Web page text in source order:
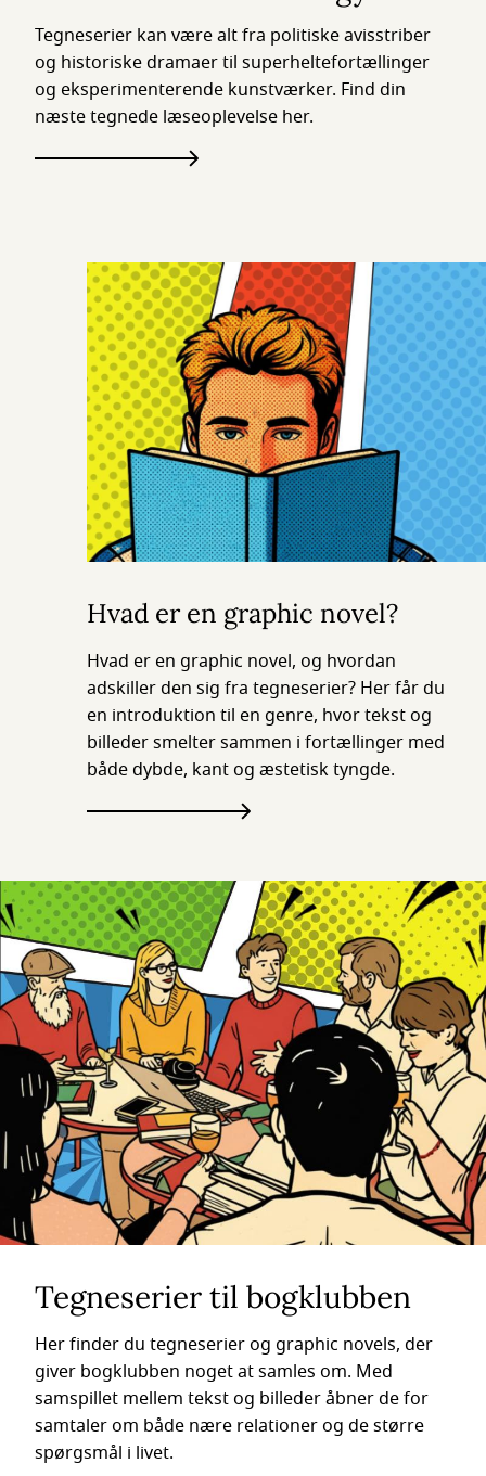
Tegneserier kan være alt fra politiske avisstriber
og historiske dramaer til superheltefortællinger
og eksperimenterende kunstværker. Find din
næste tegnede læseoplevelse her.
Hvad er en graphic novel?
Hvad er en graphic novel, og hvordan
adskiller den sig fra tegneserier? Her får du
en introduktion til en genre, hvor tekst og
billeder smelter sammen i fortællinger med
både dybde, kant og æstetisk tyngde.
Tegneserier til bogklubben
Her finder du tegneserier og graphic novels, der
giver bogklubben noget at samles om. Med
samspillet mellem tekst og billeder åbner de for
samtaler om både nære relationer og de større
spørgsmål i livet.